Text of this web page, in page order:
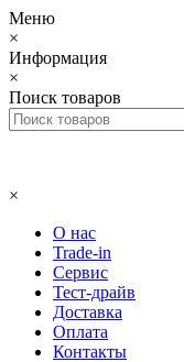
Меню
×
Информация
×
Поиск товаров
×
О нас
Trade-in
Сервис
Тест-драйв
Доставка
Оплата
Контакты